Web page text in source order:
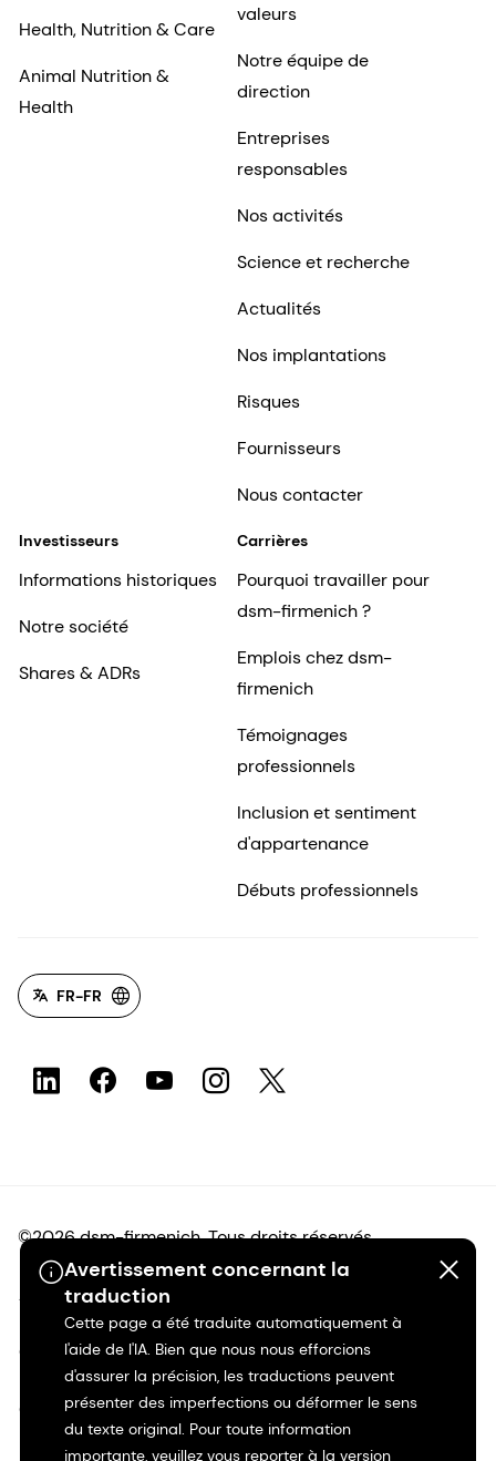
Avertissement concernant la
traduction
Cette page a été traduite automatiquement à
l'aide de l'IA. Bien que nous nous efforcions
d'assurer la précision, les traductions peuvent
présenter des imperfections ou déformer le sens
du texte original. Pour toute information
importante, veuillez vous reporter à la version
Health, Nutrition & Care
Animal Nutrition &
Health
valeurs
Notre équipe de
direction
Entreprises
responsables
Nos activités
Science et recherche
Actualités
Nos implantations
Risques
Fournisseurs
Nous contacter
Investisseurs
Informations historiques
Notre société
Shares & ADRs
Carrières
Pourquoi travailler pour
dsm-firmenich ?
Emplois chez dsm-
firmenich
Témoignages
professionnels
Inclusion et sentiment
d'appartenance
Débuts professionnels
FR-FR
©2026 dsm-firmenich. Tous droits réservés.
Avis de confidentialité
Conditions d'utilisation
Conditions d'utilisation